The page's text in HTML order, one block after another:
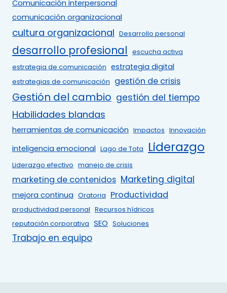
Comunicación interpersonal
comunicación organizacional
cultura organizacional Desarrollo personal
desarrollo profesional escucha activa
estrategia de comunicación estrategia digital
estrategias de comunicación gestión de crisis
Gestión del cambio gestión del tiempo
Habilidades blandas
herramientas de comunicación Impactos Innovación
inteligencia emocional Lago de Tota Liderazgo
Liderazgo efectivo manejo de crisis
marketing de contenidos Marketing digital
mejora continua Oratoria Productividad
productividad personal Recursos hídricos
reputación corporativa SEO Soluciones
Trabajo en equipo